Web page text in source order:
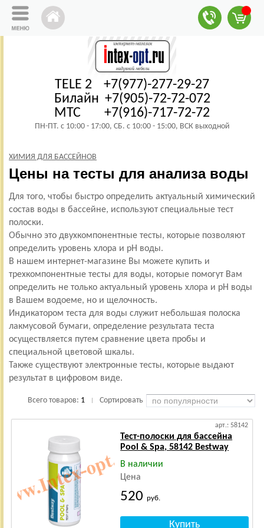
TELE 2 +7(977)-277-29-27
Билайн +7(905)-72-72-072
МТС +7(916)-717-72-72
ПН-ПТ. с 10:00 - 17:00, СБ. с 10:00 - 15:00, ВСК выходной
ХИМИЯ ДЛЯ БАССЕЙНОВ
Цены на тесты для анализа воды
Для того, чтобы быстро определить актуальный химический
состав воды в бассейне, используют специальные тест
полоски.
Обычно это двухкомпонентные тесты, которые позволяют
определить уровень хлора и pH воды.
В нашем интернет-магазине Вы можете купить и
трехкомпонентные тесты для воды, которые помогут Вам
определить не только актуальный уровень хлора и pH воды
в Вашем водоеме, но и щелочность.
Индикатором теста для воды служит небольшая полоска
лакмусовой бумаги, определение результата теста
осуществляется путем сравнение цвета пробы и
специальной цветовой шкалы.
Также существуют электронные тесты, которые выдают
результат в цифровом виде.
Всего товаров: 1 Сортировать
арт.: 58142
Тест-полоски для бассейна
Pool & Spa, 58142 Bestway
В наличии
Цена
520руб.